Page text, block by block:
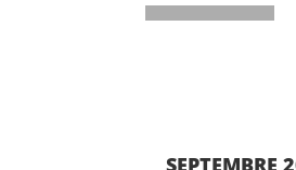
SEPTEMBRE